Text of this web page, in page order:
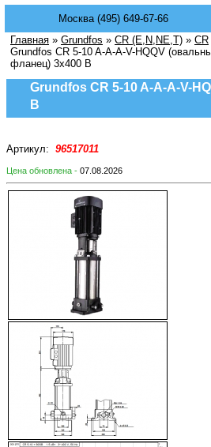
Москва (495) 649-67-66
Главная » Grundfos » CR (E,N,NE,T) » CR
Grundfos CR 5-10 A-A-A-V-HQQV
фланец) 3х400 В
Grundfos CR 5-10 A-A-A-V-
В
Артикул: 96517011
Цена обновлена - 07.08.2026